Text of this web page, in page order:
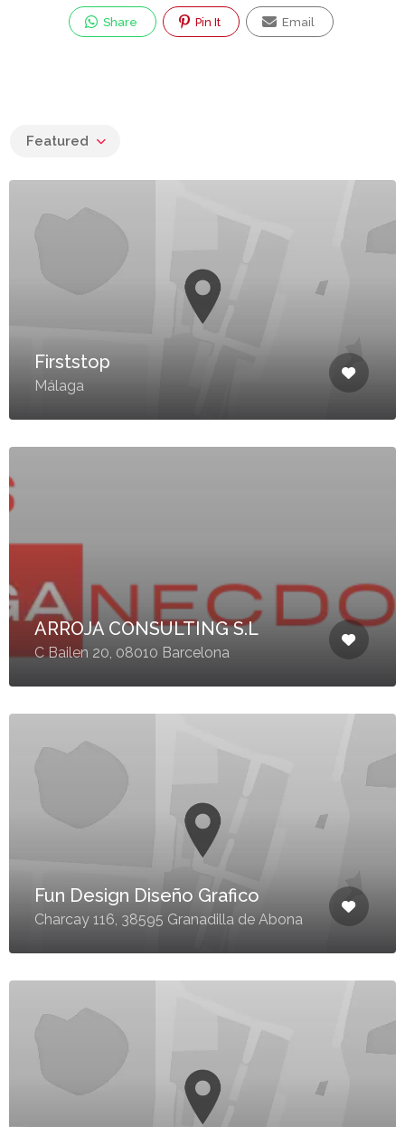
Share Pin It Email
Featured
Firststop
Málaga
ARROJA CONSULTING S.L
C Bailen 20, 08010 Barcelona
Fun Design Diseño Grafico
Charcay 116, 38595 Granadilla de Abona